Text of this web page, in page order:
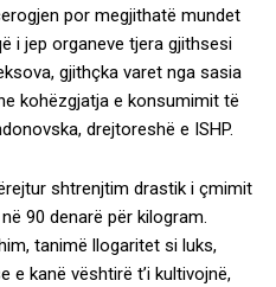
por megjithatë mundet
i jep organeve tjera gjithsesi
gjithçka varet nga sasia
kohëzgjatja e konsumimit të
drejtoreshë e ISHP.
shtrenjtim drastik i çmimit
90 denarë për kilogram.
tanimë llogaritet si luks,
e kanë vështirë t’i kultivojnë,